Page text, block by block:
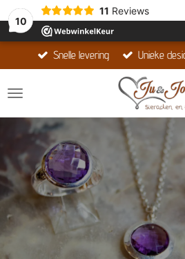
10
11 Reviews
Snelle levering Unieke